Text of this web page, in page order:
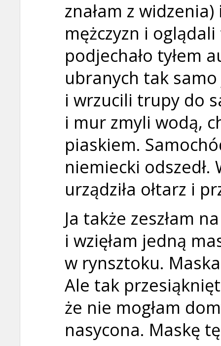
znałam z
mężczyzn i
podjechało tyłem
ubranych tak
i wrzucili trupy do
i mur zmyli wodą,
piaskiem.
niemiecki
urządziła ołtarz i
Ja także zeszłam
i wzięłam jedną
w rynsztoku.
Ale tak
że nie mogłam
nasycona. Maskę